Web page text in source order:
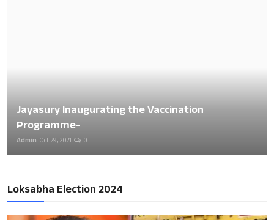
Jayasury Inaugurating the Vaccination
Programme-
Admin Oct 29, 2021 0
Loksabha Election 2024